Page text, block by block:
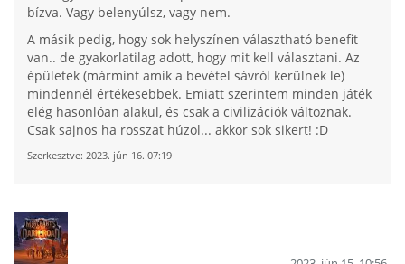
bízva. Vagy belenyúlsz, vagy nem.
A másik pedig, hogy sok helyszínen választható benefit
van.. de gyakorlatilag adott, hogy mit kell választani. Az
épületek (mármint amik a bevétel sávról kerülnek le)
mindennél értékesebbek. Emiatt szerintem minden játék
elég hasonlóan alakul, és csak a civilizációk változnak.
Csak sajnos ha rosszat húzol... akkor sok sikert! :D
Szerkesztve: 2023. jún 16. 07:19